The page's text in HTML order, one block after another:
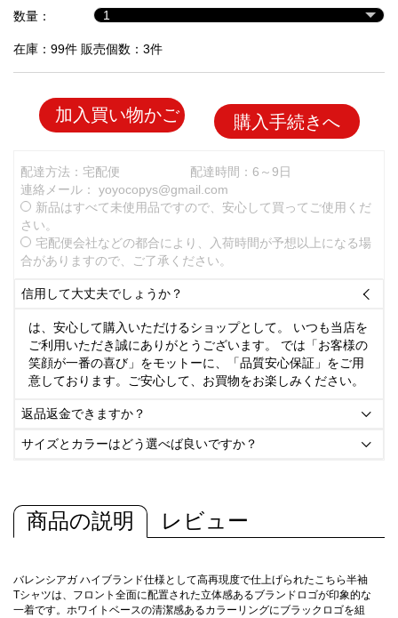
数量：
在庫：99件 販売個数：3件
加入買い物かご 購入手続きへ
配達方法：宅配便
配達時間：6～9日
連絡メール： yoyocopys@gmail.com
新品はすべて未使用品ですので、安心して買ってご使用くだ
さい。
宅配便会社などの都合により、入荷時間が予想以上になる場
合がありますので、ご了承ください。
信用して大丈夫でしょうか？ 
は、安心して購入いただけるショップとして。 いつも当店を
ご利用いただき誠にありがとうございます。 では「お客様の
笑顔が一番の喜び」をモットーに、「品質安心保証」をご用
意しております。ご安心して、お買物をお楽しみください。
返品返金できますか？ 
サイズとカラーはどう選べば良いですか？ 
商品の説明 レビュー
バレンシアガ ハイブランド仕様として高再現度で仕上げられたこちら半袖
Tシャツは、フロント全面に配置された立体感あるブランドロゴが印象的な
一着です。ホワイトベースの清潔感あるカラーリングにブラックロゴを組